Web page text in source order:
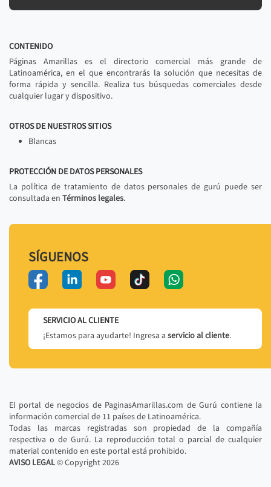
CONTENIDO
Páginas Amarillas es el directorio comercial más grande de
Latinoamérica, en el que encontrarás la solución que necesitas de
forma rápida y sencilla. Realiza tus búsquedas comerciales desde
cualquier lugar y dispositivo.
OTROS DE NUESTROS SITIOS
Blancas
PROTECCIÓN DE DATOS PERSONALES
La política de tratamiento de datos personales de gurú puede ser
consultada en Términos legales.
SÍGUENOS
SERVICIO AL CLIENTE
¡Estamos para ayudarte! Ingresa a servicio al cliente.
El portal de negocios de PaginasAmarillas.com de Gurú contiene la
información comercial de 11 países de Latinoamérica.
Todas las marcas registradas son propiedad de la compañía
respectiva o de Gurú. La reproducción total o parcial de cualquier
material contenido en este portal está prohibido.
AVISO LEGAL© Copyright2026